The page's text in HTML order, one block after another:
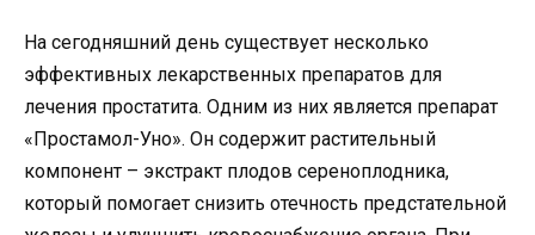
На сегодняшний день существует несколько
эффективных лекарственных препаратов для
лечения простатита. Одним из них является препарат
«Простамол-Уно». Он содержит растительный
компонент – экстракт плодов сереноплодника,
который помогает снизить отечность предстательной